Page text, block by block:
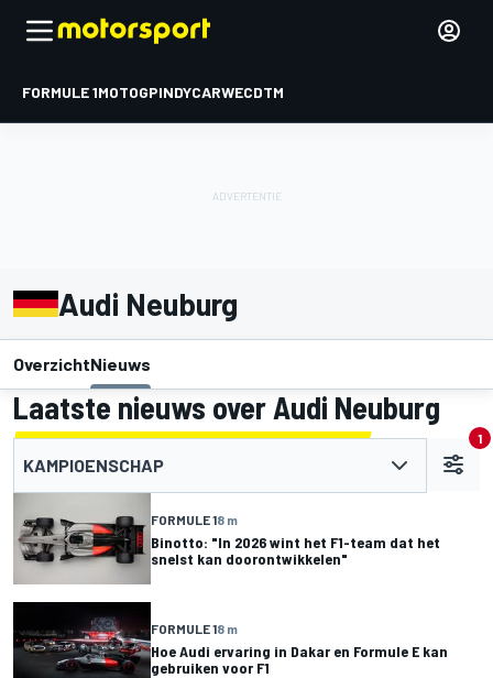
FORMULE 1MOTOGPINDYCARWECDTM
Audi Neuburg
OverzichtNieuws
Laatste nieuws over Audi Neuburg
KAMPIOENSCHAP
1
FORMULE 18 m
Binotto: "In 2026 wint het F1-team dat het
snelst kan doorontwikkelen"
FORMULE 18 m
Hoe Audi ervaring in Dakar en Formule E kan
gebruiken voor F1